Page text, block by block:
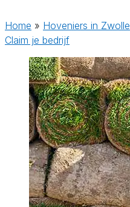
Home » Hoveniers in Zwolle
Claim je bedrijf